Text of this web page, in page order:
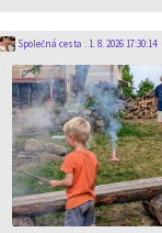
Společná cesta : 1. 8. 2026 17:30:14